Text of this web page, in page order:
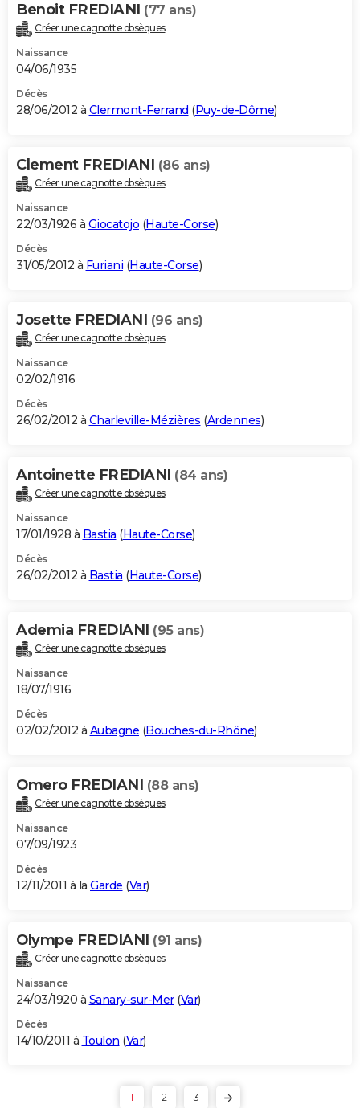
Benoit FREDIANI (77 ans)
Créer une cagnotte obsèques
Naissance
04/06/1935
Décès
28/06/2012 à Clermont-Ferrand (Puy-de-Dôme)
Clement FREDIANI (86 ans)
Créer une cagnotte obsèques
Naissance
22/03/1926 à Giocatojo (Haute-Corse)
Décès
31/05/2012 à Furiani (Haute-Corse)
Josette FREDIANI (96 ans)
Créer une cagnotte obsèques
Naissance
02/02/1916
Décès
26/02/2012 à Charleville-Mézières (Ardennes)
Antoinette FREDIANI (84 ans)
Créer une cagnotte obsèques
Naissance
17/01/1928 à Bastia (Haute-Corse)
Décès
26/02/2012 à Bastia (Haute-Corse)
Ademia FREDIANI (95 ans)
Créer une cagnotte obsèques
Naissance
18/07/1916
Décès
02/02/2012 à Aubagne (Bouches-du-Rhône)
Omero FREDIANI (88 ans)
Créer une cagnotte obsèques
Naissance
07/09/1923
Décès
12/11/2011 à la Garde (Var)
Olympe FREDIANI (91 ans)
Créer une cagnotte obsèques
Naissance
24/03/1920 à Sanary-sur-Mer(Var)
Décès
14/10/2011 à Toulon (Var)
1 2 3